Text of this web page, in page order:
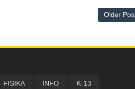
Older
FISIKA INFO K-13